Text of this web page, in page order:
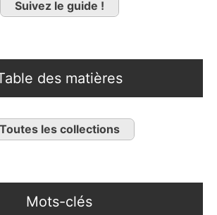
Suivez le guide !
des matières
Toutes les collections
Mots-clés